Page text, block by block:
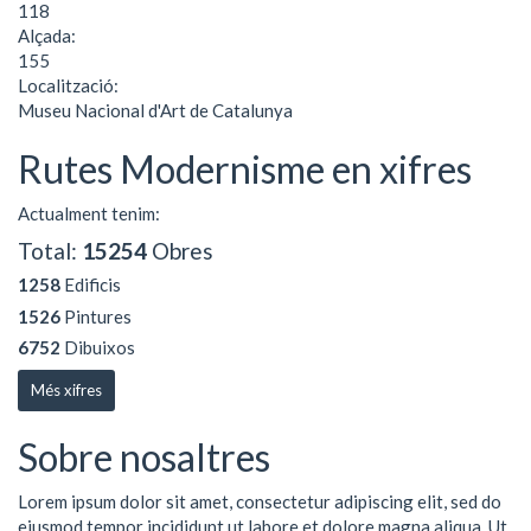
118
Alçada:
155
Localització:
Museu Nacional d'Art de Catalunya
Rutes Modernisme en xifres
Actualment tenim:
Total: 15254 Obres
1258 Edificis
1526 Pintures
6752 Dibuixos
Més xifres
Sobre nosaltres
Lorem ipsum dolor sit amet, consectetur adipiscing elit, sed do
eiusmod tempor incididunt ut labore et dolore magna aliqua. Ut